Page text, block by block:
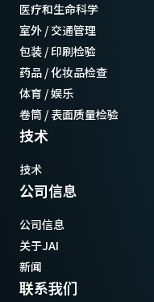
医疗和生命科学
室外 / 交通管理
包装 / 印刷检验
药品 / 化妆品检查
体育 / 娱乐
卷筒 / 表面质量检验
技术
技术
公司信息
公司信息
关于JAI
新闻
联系我们